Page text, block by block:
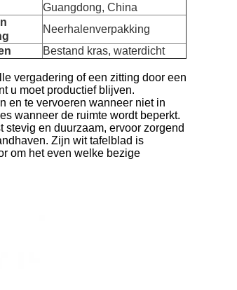
Guangdong, China
Neerhalenverpakking
Bestand kras, waterdicht
vergadering of een zitting door een
u moet productief blijven.
en te vervoeren wanneer niet in
wanneer de ruimte wordt beperkt.
en duurzaam, ervoor zorgend
Zijn wit tafelblad is
om het even welke bezige